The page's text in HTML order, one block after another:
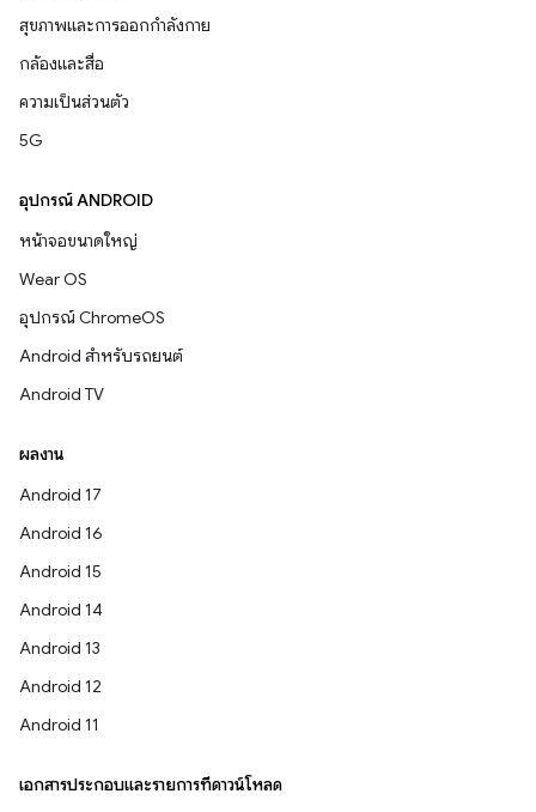
สุขภาพและการออกกำลังกาย
กล้องและสื่อ
ความเป็นส่วนตัว
5G
อุปกรณ์ ANDROID
หน้าจอขนาดใหญ่
Wear OS
อุปกรณ์ ChromeOS
Android สำหรับรถยนต์
Android TV
ผลงาน
Android 17
Android 16
Android 15
Android 14
Android 13
Android 12
Android 11
เอกสารประกอบและรายการที่ดาวน์โหลด